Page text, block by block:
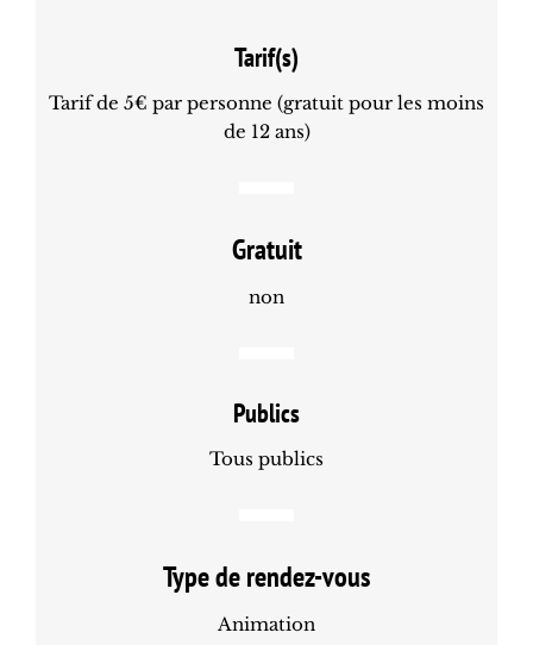
Tarif(s)
Tarif de 5€ par personne (gratuit pour les moins
de 12 ans)
Gratuit
non
Publics
Tous publics
Type de rendez-vous
Animation